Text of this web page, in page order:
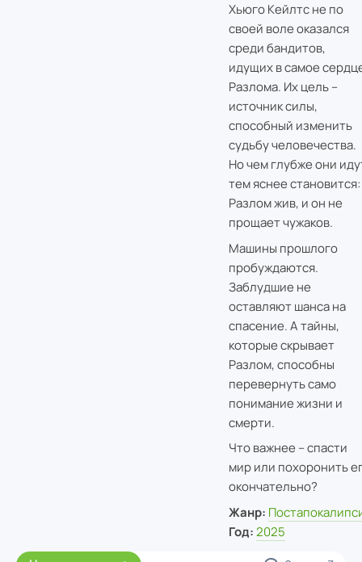
Хьюго Кейлтс не по
своей воле оказался
среди бандитов,
идущих в самое
Разлома. Их цель –
источник силы,
способный изменить
судьбу человечества.
Но чем глубже они
тем яснее становится:
Разлом жив, и он не
прощает чужаков.
Машины прошлого
пробуждаются.
Заблудшие не
оставляют шанса на
спасение. А тайны,
которые скрывает
Разлом, способны
перевернуть само
понимание жизни и
смерти.
Что важнее – спасти
мир или похоронить
окончательно?
Жанр:
Год: 2025